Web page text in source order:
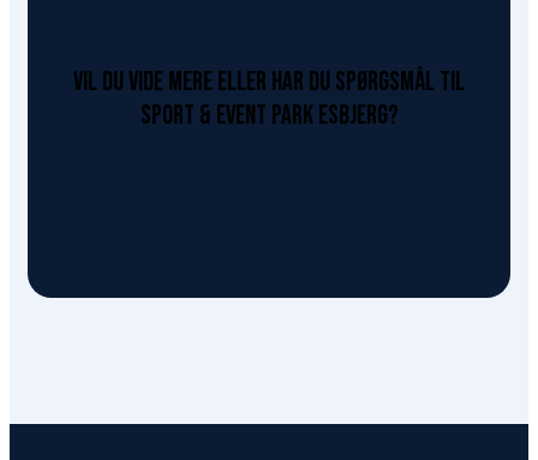
Vil du vide mere eller har du spørgsmål til
Sport & Event Park Esbjerg?